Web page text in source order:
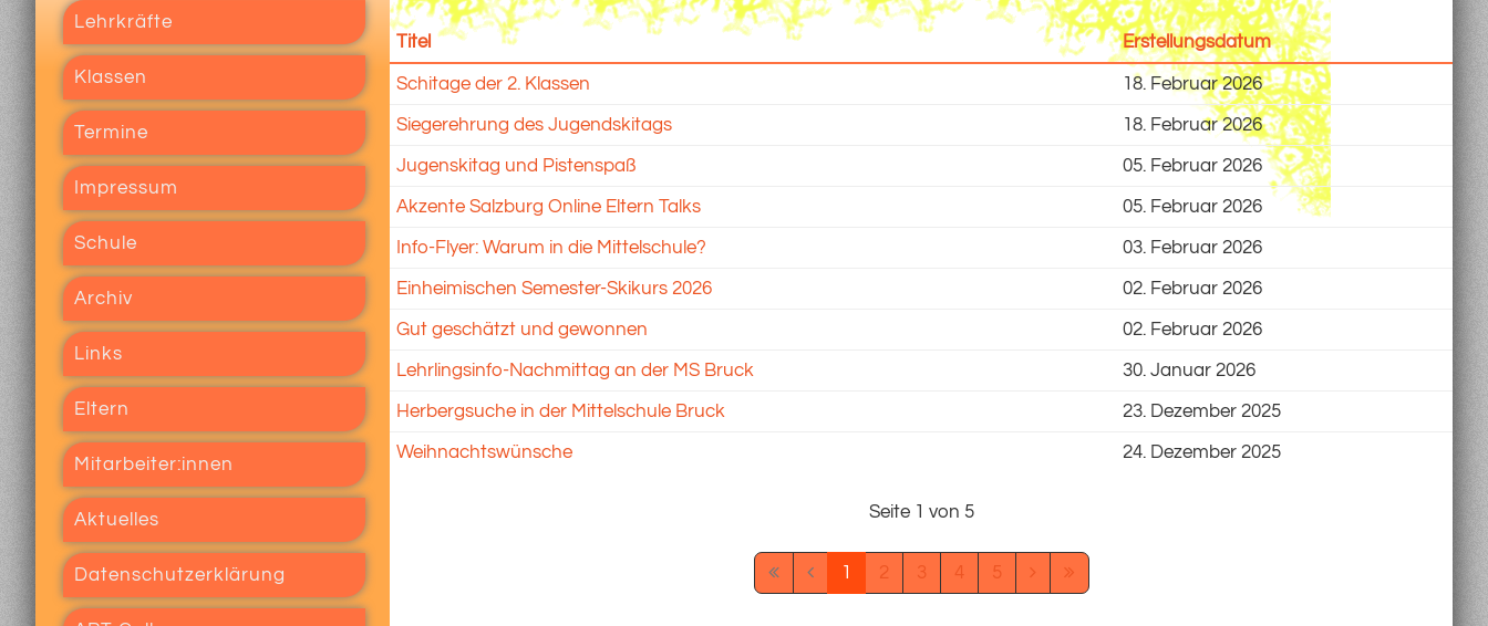
Titel Erstellungsdatum
Schitage der 2. Klassen 18. Februar 2026
Siegerehrung des Jugendskitags 18. Februar 2026
Jugenskitag und Pistenspaß 05. Februar 2026
Akzente Salzburg Online Eltern Talks 05. Februar 2026
Info-Flyer: Warum in die Mittelschule? 03. Februar 2026
Einheimischen Semester-Skikurs 2026 02. Februar 2026
Gut geschätzt und gewonnen 02. Februar 2026
Lehrlingsinfo-Nachmittag an der MS Bruck 30. Januar 2026
Herbergsuche in der Mittelschule Bruck 23. Dezember 2025
Weihnachtswünsche 24. Dezember 2025
Seite 1 von 5
1 2 3 4 5
Lehrkräfte
Klassen
Termine
Impressum
Schule
Archiv
Links
Eltern
Mitarbeiter:innen
Aktuelles
Datenschutzerklärung